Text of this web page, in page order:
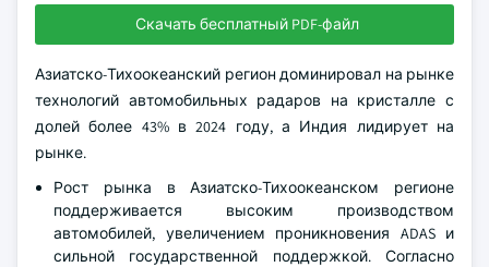
Скачать бесплатный PDF-файл
Азиатско-Тихоокеанский регион доминировал на рынке
технологий автомобильных радаров на кристалле с
долей более 43% в 2024 году, а Индия лидирует на
рынке.
Рост рынка в Азиатско-Тихоокеанском регионе
поддерживается высоким производством
автомобилей, увеличением проникновения ADAS и
сильной государственной поддержкой. Согласно